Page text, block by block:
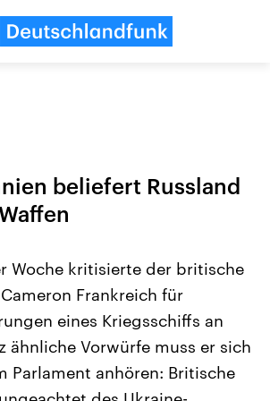
Anhalt
am 6.
neuen
wird das
Koalition aus
USA
Aktuelle Beiträge,
Hintergründe
Wirtschaftlich und
gehören die Vereinigten
den mächtigsten Ländern
mit großem Einfluss auf
beliefert Russland
Woche kritisierte der britische
Frankreich für
eines Kriegsschiffs an
ähnliche Vorwürfe muss er sich
Parlament anhören: Britische